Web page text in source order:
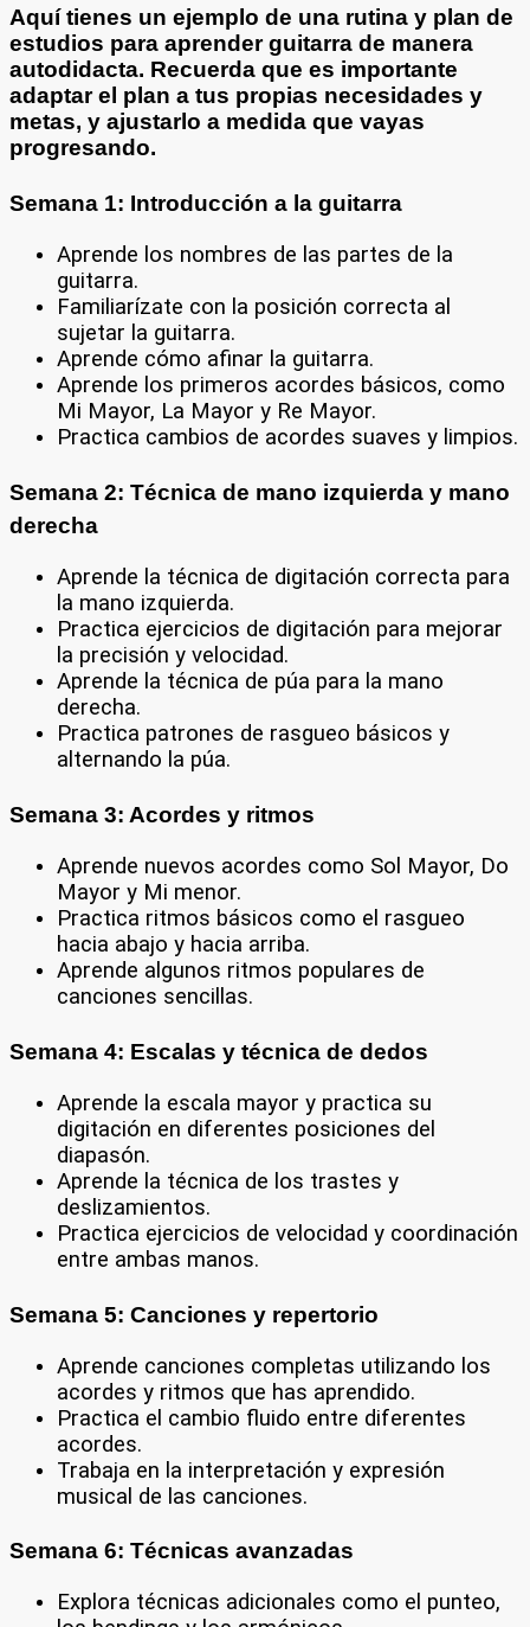
Aquí tienes un ejemplo de una rutina y plan de
estudios para aprender guitarra de manera
autodidacta. Recuerda que es importante
adaptar el plan a tus propias necesidades y
metas, y ajustarlo a medida que vayas
progresando.
Semana 1: Introducción a la guitarra
Aprende los nombres de las partes de la
guitarra.
Familiarízate con la posición correcta al
sujetar la guitarra.
Aprende cómo afinar la guitarra.
Aprende los primeros acordes básicos, como
Mi Mayor, La Mayor y Re Mayor.
Practica cambios de acordes suaves y limpios.
Semana 2: Técnica de mano izquierda y mano
derecha
Aprende la técnica de digitación correcta para
la mano izquierda.
Practica ejercicios de digitación para mejorar
la precisión y velocidad.
Aprende la técnica de púa para la mano
derecha.
Practica patrones de rasgueo básicos y
alternando la púa.
Semana 3: Acordes y ritmos
Aprende nuevos acordes como Sol Mayor, Do
Mayor y Mi menor.
Practica ritmos básicos como el rasgueo
hacia abajo y hacia arriba.
Aprende algunos ritmos populares de
canciones sencillas.
Semana 4: Escalas y técnica de dedos
Aprende la escala mayor y practica su
digitación en diferentes posiciones del
diapasón.
Aprende la técnica de los trastes y
deslizamientos.
Practica ejercicios de velocidad y coordinación
entre ambas manos.
Semana 5: Canciones y repertorio
Aprende canciones completas utilizando los
acordes y ritmos que has aprendido.
Practica el cambio fluido entre diferentes
acordes.
Trabaja en la interpretación y expresión
musical de las canciones.
Semana 6: Técnicas avanzadas
Explora técnicas adicionales como el punteo,